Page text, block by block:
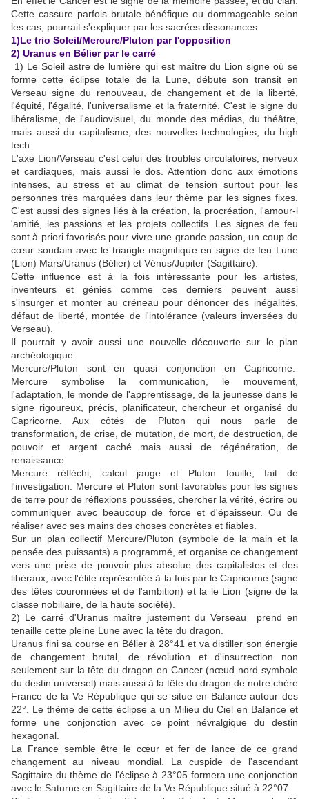
Cette cassure parfois brutale bénéfique ou dommageable selon
les cas, pourrait s'expliquer par les sacrées dissonances:
1)Le trio Soleil/Mercure/Pluton par l'opposition
2) Uranus en Bélier par le carré
1) Le Soleil astre de lumière qui est maître du Lion signe où se
forme cette éclipse totale de la Lune, débute son transit en
Verseau signe du renouveau, de changement et de la liberté,
l'équité, l'égalité, l'universalisme et la fraternité. C'est le signe du
libéralisme, de l'audiovisuel, du monde des médias, du théâtre,
mais aussi du capitalisme, des nouvelles technologies, du high
tech.
L'axe Lion/Verseau c'est celui des troubles circulatoires, nerveux
et cardiaques, mais aussi le dos. Attention donc aux émotions
intenses, au stress et au climat de tension surtout pour les
personnes très marquées dans leur thème par les signes fixes.
C'est aussi des signes liés à la création, la procréation, l'amour-l
'amitié, les passions et les projets collectifs. Les signes de feu
sont à priori favorisés pour vivre une grande passion, un coup de
cœur soudain avec le triangle magnifique en signe de feu Lune
(Lion) Mars/Uranus (Bélier) et Vénus/Jupiter (Sagittaire).
Cette influence est à la fois intéressante pour les artistes,
inventeurs et génies comme ces derniers peuvent aussi
s'insurger et monter au créneau pour dénoncer des inégalités,
défaut de liberté, montée de l'intolérance (valeurs inversées du
Verseau).
Il pourrait y avoir aussi une nouvelle découverte sur le plan
archéologique.
Mercure/Pluton sont en quasi conjonction en Capricorne.
Mercure symbolise la communication, le mouvement,
l'adaptation, le monde de l'apprentissage, de la jeunesse dans le
signe rigoureux, précis, planificateur, chercheur et organisé du
Capricorne. Aux côtés de Pluton qui nous parle de
transformation, de crise, de mutation, de mort, de destruction, de
pouvoir et argent caché mais aussi de régénération, de
renaissance.
Mercure réfléchi, calcul jauge et Pluton fouille, fait de
l'investigation. Mercure et Pluton sont favorables pour les signes
de terre pour de réflexions poussées, chercher la vérité, écrire ou
communiquer avec beaucoup de force et d'épaisseur. Ou de
réaliser avec ses mains des choses concrètes et fiables.
Sur un plan collectif Mercure/Pluton (symbole de la main et la
pensée des puissants) a programmé, et organise ce changement
vers une prise de pouvoir plus absolue des capitalistes et des
libéraux, avec l'élite représentée à la fois par le Capricorne (signe
des têtes couronnées et de l'ambition) et la le Lion (signe de la
classe nobiliaire, de la haute société).
2) Le carré d'Uranus maître justement du Verseau prend en
tenaille cette pleine Lune avec la tête du dragon.
Uranus fini sa course en Bélier à 28°41 et va distiller son énergie
de changement brutal, de révolution et d'insurrection non
seulement sur la tête du dragon en Cancer (nœud nord symbole
du destin universel) mais aussi à la tête du dragon de notre chère
France de la Ve République qui se situe en Balance autour des
22°. Le thème de cette éclipse a un Milieu du Ciel en Balance et
forme une conjonction avec ce point névralgique du destin
hexagonal.
La France semble être le cœur et fer de lance de ce grand
changement au niveau mondial. La cuspide de l'ascendant
Sagittaire du thème de l'éclipse à 23°05 formera une conjonction
avec le Saturne en Sagittaire de la Ve République situé à 22°07.